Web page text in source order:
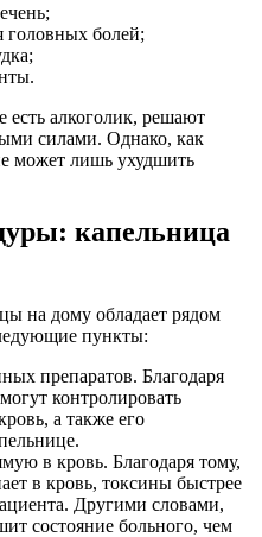
головных болей;
алкоголик, решают
силами. Однако, как
может лишь ухудшить
капельница
на дому обладает рядом
пункты:
препаратов. Благодаря
контролировать
а также его
в кровь. Благодаря тому,
в кровь, токсины быстрее
Другими словами,
состояние больного, чем